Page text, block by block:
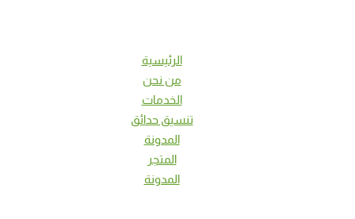
الرئيسية
من نحن
الخدمات
تنسيق حدائق
المدونة
المتجر
المدونة